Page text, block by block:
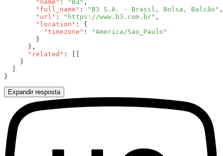
        "name"
: "B3"
        "full_name"
:
"B3 S.A. - Brasil, Bolsa, Balcão"
        "url"
: "https://www.b3.com.br"
        "location"
          "timezone"
:
      "related"
Expandir resposta